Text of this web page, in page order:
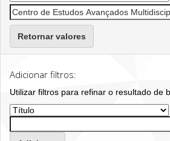
Retornar valores
Adicionar filtros:
Utilizar filtros para refinar o resultado de